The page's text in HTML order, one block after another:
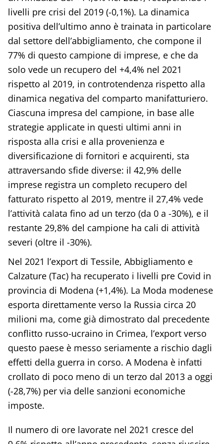
livelli pre crisi del 2019 (-0,1%). La dinamica
positiva dell’ultimo anno è trainata in particolare
dal settore dell’abbigliamento, che compone il
77% di questo campione di imprese, e che da
solo vede un recupero del +4,4% nel 2021
rispetto al 2019, in controtendenza rispetto alla
dinamica negativa del comparto manifatturiero.
Ciascuna impresa del campione, in base alle
strategie applicate in questi ultimi anni in
risposta alla crisi e alla provenienza e
diversificazione di fornitori e acquirenti, sta
attraversando sfide diverse: il 42,9% delle
imprese registra un completo recupero del
fatturato rispetto al 2019, mentre il 27,4% vede
l’attività calata fino ad un terzo (da 0 a -30%), e il
restante 29,8% del campione ha cali di attività
severi (oltre il -30%).
Nel 2021 l’export di Tessile, Abbigliamento e
Calzature (Tac) ha recuperato i livelli pre Covid in
provincia di Modena (+1,4%). La Moda modenese
esporta direttamente verso la Russia circa 20
milioni ma, come già dimostrato dal precedente
conflitto russo-ucraino in Crimea, l’export verso
questo paese è messo seriamente a rischio dagli
effetti della guerra in corso. A Modena è infatti
crollato di poco meno di un terzo dal 2013 a oggi
(-28,7%) per via delle sanzioni economiche
imposte.
Il numero di ore lavorate nel 2021 cresce del